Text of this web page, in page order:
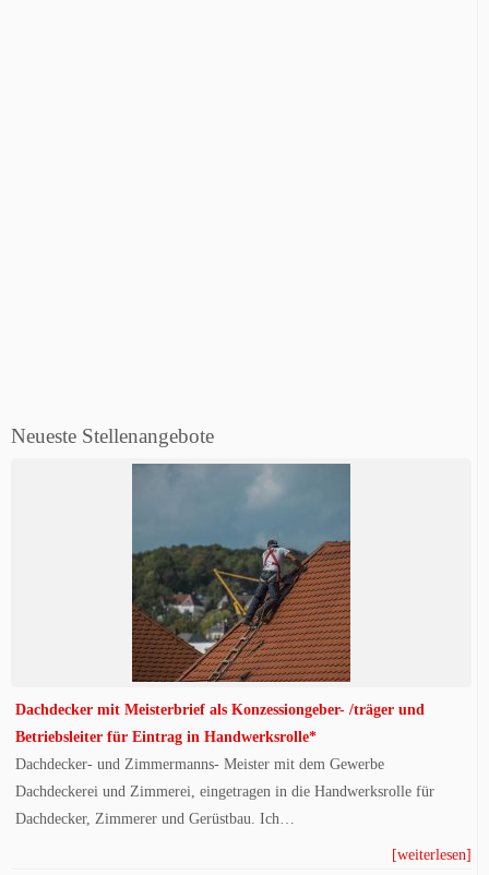
Neueste Stellenangebote
Dachdecker mit Meisterbrief als Konzessiongeber- /träger und
Betriebsleiter für Eintrag in Handwerksrolle*
Dachdecker- und Zimmermanns- Meister mit dem Gewerbe
Dachdeckerei und Zimmerei, eingetragen in die Handwerksrolle für
Dachdecker, Zimmerer und Gerüstbau. Ich…
[weiterlesen]